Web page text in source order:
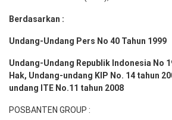
Berdasarkan :
Undang-Undang Pers No 40 Tahun 1999
Undang-Undang Republik Indonesia No
Hak, Undang-undang KIP No. 14 tahun
undang ITE No.11 tahun 2008
POSBANTEN GROUP :